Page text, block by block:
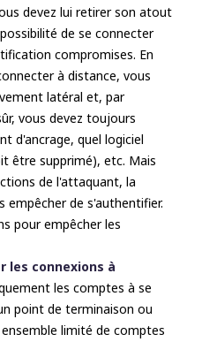
devez lui retirer son atout
de se connecter
compromises. En
à distance, vous
latéral et, par
vous devez toujours
d'ancrage, quel logiciel
être supprimé), etc. Mais
de l'attaquant, la
empêcher de s'authentifier.
pour empêcher les
les connexions à
les comptes à se
point de terminaison ou
limité de comptes